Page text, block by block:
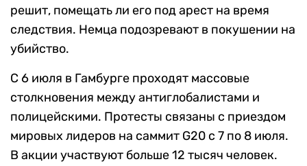
решит, помещать ли его под арест на время
следствия. Немца подозревают в покушении на
убийство.
С 6 июля в Гамбурге проходят массовые
столкновения между антиглобалистами и
полицейскими. Протесты связаны с приездом
мировых лидеров на саммит G20 с 7 по 8 июля.
В акции участвуют больше 12 тысяч человек.